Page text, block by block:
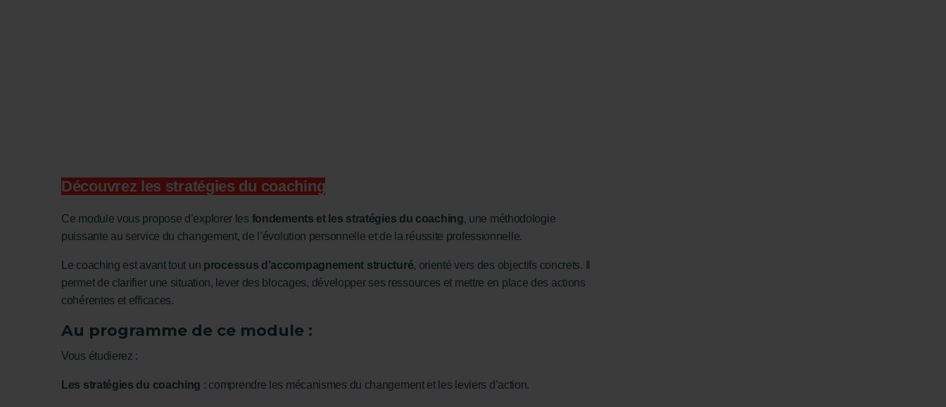
Découvrez les stratégies du coaching
Ce module vous propose d’explorer les fondements et les stratégies du coaching, une méthodologie
puissante au service du changement, de l’évolution personnelle et de la réussite professionnelle.
Le coaching est avant tout un processus d’accompagnement structuré, orienté vers des objectifs concrets. Il
permet de clarifier une situation, lever des blocages, développer ses ressources et mettre en place des actions
cohérentes et efficaces.
Au programme de ce module :
Vous étudierez :
Les stratégies du coaching : comprendre les mécanismes du changement et les leviers d’action.